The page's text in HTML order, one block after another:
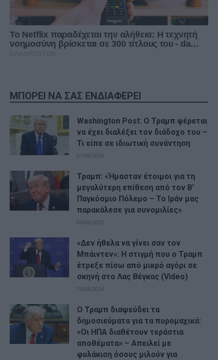
ΜΠΟΡΕΙ ΝΑ ΣΑΣ ΕΝΔΙΑΦΕΡΕΙ
Washington Post: Ο Τραμπ φέρεται
να έχει διαλέξει τον διάδοχο του –
Τι είπε σε ιδιωτική συνάντηση
07/08/2026
Τραμπ: «Ήμασταν έτοιμοι για τη
μεγαλύτερη επίθεση από τον Β’
Παγκόσμιο Πόλεμο – Το Ιράν μας
παρακάλεσε για συνομιλίες»
06/08/2026
«Δεν ήθελα να γίνει σαν τον
Μπάιντεν»: Η στιγμή που ο Τραμπ
έτρεξε πίσω από μικρό αγόρι σε
σκηνή στο Λας Βέγκας (Video)
06/08/2026
Ο Τραμπ διαψεύδει τα
δημοσιεύματα για τα πυρομαχικά:
«Οι ΗΠΑ διαθέτουν τεράστια
αποθέματα» – Απειλεί με
φυλάκιση όσους μιλούν για